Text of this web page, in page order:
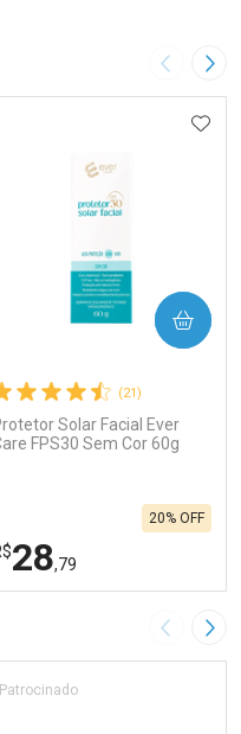
Imagem
AOS FAVORITOS
(21)
Solar Facial Ever
FPS30 Sem Cor 60g
28,79
20% OFF
COMPRAR
Laboratório
Por Menos
Imagem
Patrocinado